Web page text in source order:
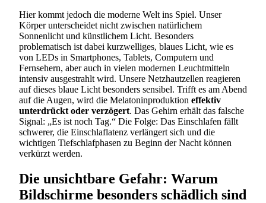
Hier kommt jedoch die moderne Welt ins Spiel. Unser
Körper unterscheidet nicht zwischen natürlichem
Sonnenlicht und künstlichem Licht. Besonders
problematisch ist dabei kurzwelliges, blaues Licht, wie es
von LEDs in Smartphones, Tablets, Computern und
Fernsehern, aber auch in vielen modernen Leuchtmitteln
intensiv ausgestrahlt wird. Unsere Netzhautzellen reagieren
auf dieses blaue Licht besonders sensibel. Trifft es am Abend
auf die Augen, wird die Melatoninproduktion effektiv
unterdrückt oder verzögert. Das Gehirn erhält das falsche
Signal: „Es ist noch Tag.“ Die Folge: Das Einschlafen fällt
schwerer, die Einschlaflatenz verlängert sich und die
wichtigen Tiefschlafphasen zu Beginn der Nacht können
verkürzt werden.
Die unsichtbare Gefahr: Warum
Bildschirme besonders schädlich sind